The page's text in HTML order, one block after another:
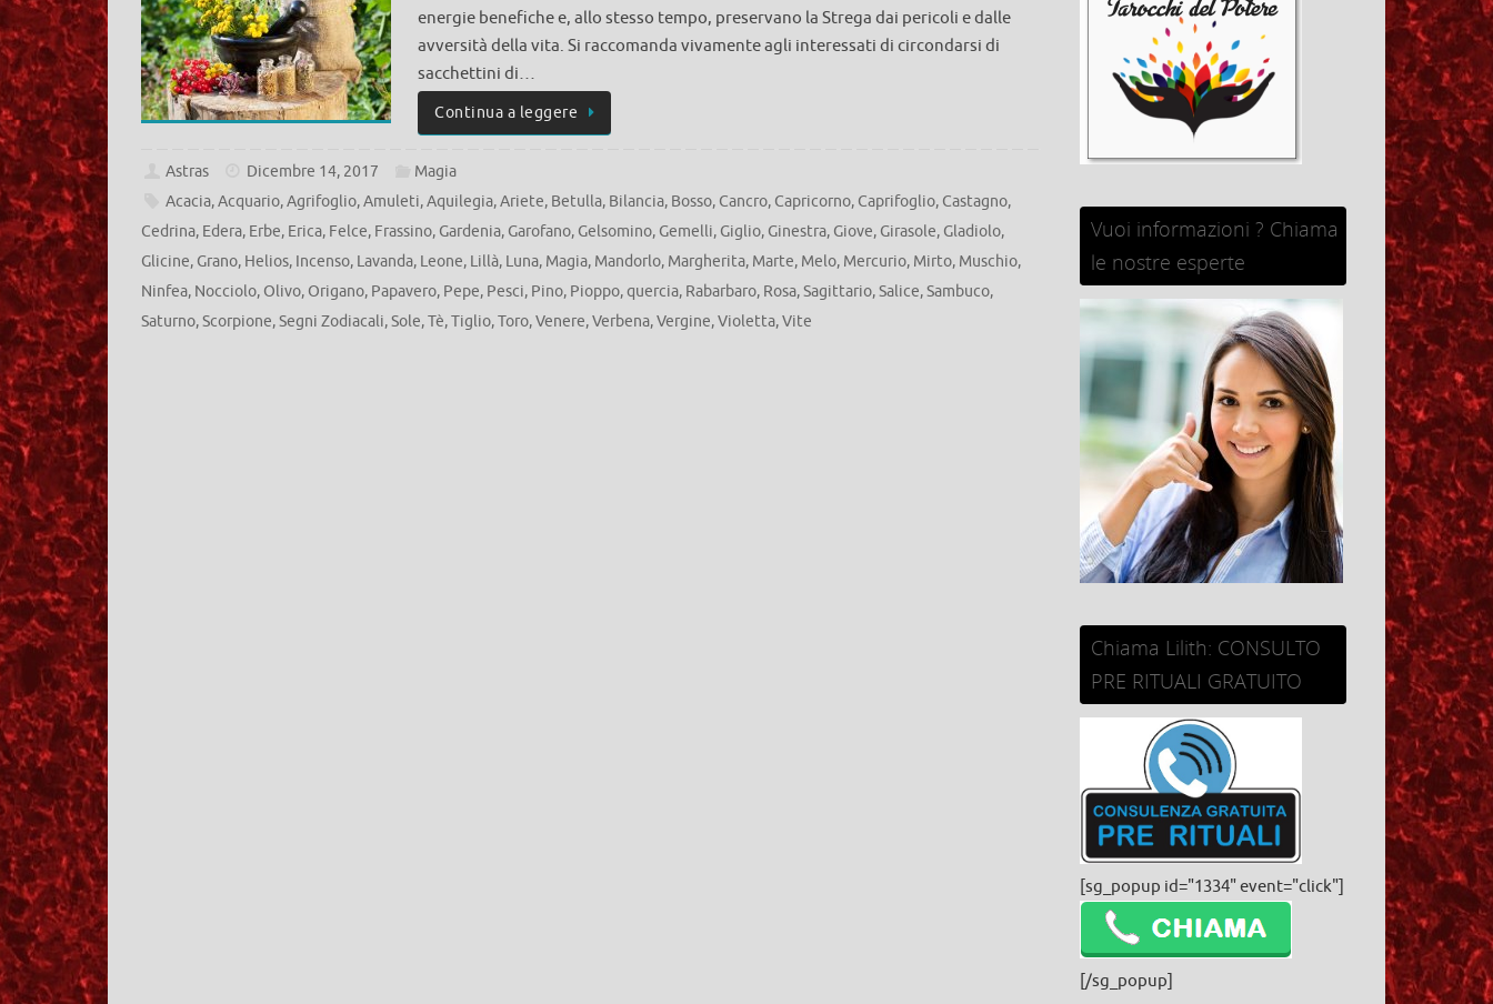
energie benefiche e, allo stesso tempo, preservano la Strega dai pericoli e dalle
avversità della vita. Si raccomanda vivamente agli interessati di circondarsi di
sacchettini di…
Continua a leggere
Astras Dicembre 14, 2017
Magia
Acacia,Acquario,Agrifoglio,Amuleti,Aquilegia,Ariete, Betulla, Bilancia, Bosso, Cancro, Capricorno, Caprifoglio, Castagno,
Cedrina, Edera, Erbe, Erica, Felce, Frassino, Gardenia, Garofano, Gelsomino, Gemelli, Giglio, Ginestra, Giove, Girasole, Gladiolo,
Glicine, Grano, Helios, Incenso, Lavanda, Leone, Lillà, Luna, Magia, Mandorlo, Margherita, Marte, Melo, Mercurio, Mirto, Muschio,
Ninfea, Nocciolo, Olivo, Origano, Papavero, Pepe, Pesci, Pino, Pioppo,quercia, Rabarbaro, Rosa,Sagittario,Salice,Sambuco,
Saturno,Scorpione,Segni Zodiacali,Sole,Tè,Tiglio,Toro,Venere,Verbena,Vergine,Violetta,Vite
Vuoi informazioni ? Chiama
le nostre esperte
Chiama Lilith: CONSULTO
PRE RITUALI GRATUITO
[sg_popup id="1334" event="click"]
[/sg_popup]